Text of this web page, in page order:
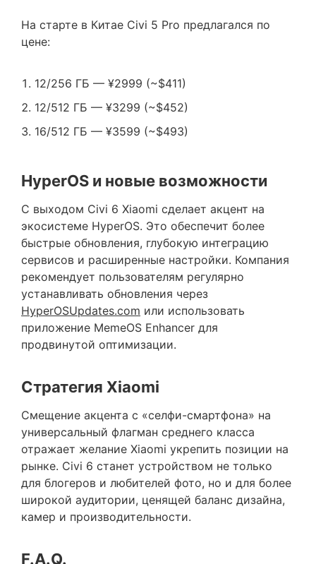
На старте в Китае Civi 5 Pro предлагался по
цене:
12/256 ГБ — ¥2999 (~$411)
12/512 ГБ — ¥3299 (~$452)
16/512 ГБ — ¥3599 (~$493)
HyperOS и новые возможности
С выходом Civi 6 Xiaomi сделает акцент на
экосистеме HyperOS. Это обеспечит более
быстрые обновления, глубокую интеграцию
сервисов и расширенные настройки. Компания
рекомендует пользователям регулярно
устанавливать обновления через
HyperOSUpdates.com или использовать
приложение MemeOS Enhancer для
продвинутой оптимизации.
Стратегия Xiaomi
Смещение акцента с «селфи-смартфона» на
универсальный флагман среднего класса
отражает желание Xiaomi укрепить позиции на
рынке. Civi 6 станет устройством не только
для блогеров и любителей фото, но и для более
широкой аудитории, ценящей баланс дизайна,
камер и производительности.
F.A.Q.